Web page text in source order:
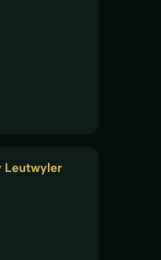
Leutwyler